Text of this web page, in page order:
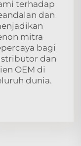
terhadap
dan
mitra
bagi
dan
OEM di
dunia.